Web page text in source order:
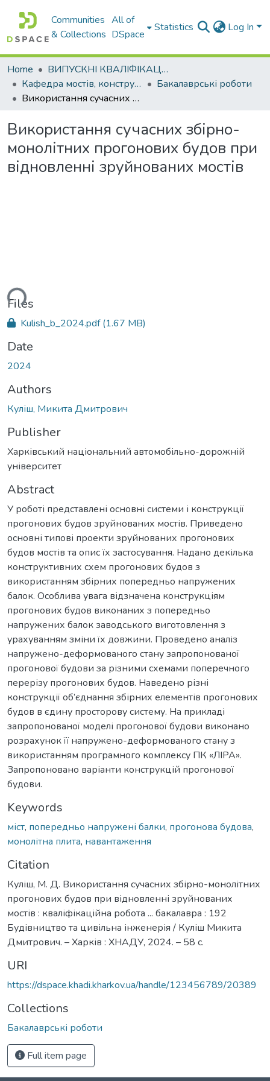
Communities
& Collections
All of
DSpace
Statistics Log In
Home
ВИПУСКНІ КВАЛІФІКАЦІЙНІ РОБОТИ
Кафедра мостів, конструкцій та будівельної механіки
Бакалаврські роботи
Використання сучасних збірно-монолітних прогонових будов при відновленні зруйнованих мостів
Використання сучасних збірно-
монолітних прогонових будов при
відновленні зруйнованих мостів
Files
Kulish_b_2024.pdf(1.67 MB)
Date
2024
Authors
Куліш, Микита Дмитрович
Publisher
Харківський національний автомобільно-дорожній
університет
Abstract
У роботі представлені основні системи і конструкції
прогонових будов зруйнованих мостів. Приведено
основні типові проекти зруйнованих прогонових
будов мостів та опис їх застосування. Надано декілька
конструктивних схем прогонових будов з
використанням збірних попередньо напружених
балок. Особлива увага відзначена конструкціям
прогонових будов виконаних з попередньо
напружених балок заводського виготовлення з
урахуванням зміни їх довжини. Проведено аналіз
напружено-деформованого стану запропонованої
прогонової будови за різними схемами поперечного
перерізу прогонових будов. Наведено різні
конструкції об’єднання збірних елементів прогонових
будов в єдину просторову систему. На прикладі
запропонованої моделі прогонової будови виконано
розрахунок її напружено-деформованого стану з
використанням програмного комплексу ПК «ЛІРА».
Запропоновано варіанти конструкцій прогонової
будови.
Keywords
міст, попередньо напружені балки, прогонова будова,
монолітна плита, навантаження
Citation
Куліш, М. Д. Використання сучасних збірно-монолітних
прогонових будов при відновленні зруйнованих
мостів : кваліфікаційна робота ... бакалавра : 192
Будівництво та цивільна інженерія / Куліш Микита
Дмитрович. – Харків : ХНАДУ, 2024. – 58 с.
URI
https://dspace.khadi.kharkov.ua/handle/123456789/20389
Collections
Бакалаврські роботи
Full item page